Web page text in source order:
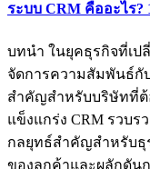
ระบบ CRM คืออะไร
บทนำ ในยุคธุรกิจที่เป
จัดการความสัมพันธ์กั
สำคัญสำหรับบริษัทที่ต้
แข็งแกร่ง CRM รวบ
กลยุทธ์สำคัญสำหรับธุ
ของลูกค้าและผลักดัน